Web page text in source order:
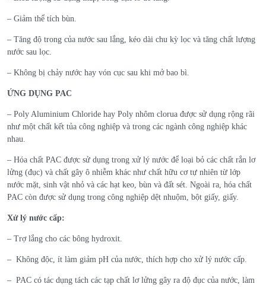
– Giảm thể tích bùn.
– Tăng độ trong của nước sau lắng, kéo dài chu kỳ lọc và tăng chất lượng
nước sau lọc.
– Không bị chảy nước hay vón cục sau khi mở bao bì.
ỨNG DỤNG PAC
– Poly Aluminium Chloride hay Poly nhôm clorua được sử dụng rộng rãi
như một chất kết tủa công nghiệp và trong các ngành công nghiệp khác
nhau.
– Hóa chất PAC được sử dụng trong xử lý nước để loại bỏ các chất rắn lơ
lửng (đục) và chất gây ô nhiễm khác như chất hữu cơ tự nhiên từ lớp
nước mặt, sinh vật nhỏ và các hạt keo, bùn và đất sét. Ngoài ra, hóa chất
PAC còn được sử dụng trong công nghiệp dệt nhuộm, bột giấy, giấy.
Xử lý nước cấp:
– Trợ lắng cho các bông hydroxit.
– Không độc, ít làm giảm pH của nước, thích hợp cho xử lý nước cấp.
– PAC có tác dụng tách các tạp chất lơ lửng gây ra độ đục của nước, làm